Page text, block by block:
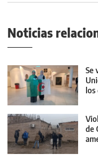
Noticias
Se
de